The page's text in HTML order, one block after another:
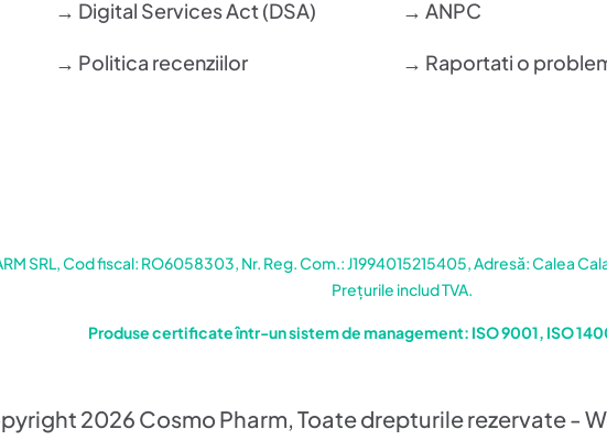
→ Digital Services Act (DSA)
→ Politica recenziilor
→ ANPC
→ Raportati o
SRL, Cod fiscal: RO6058303, Nr. Reg. Com.: J1994015215405, Adresă: Calea
Prețurile includ TVA.
Produse certificate într-un sistem de management: ISO 9001, ISO
2026 Cosmo Pharm, Toate drepturile rezervate -